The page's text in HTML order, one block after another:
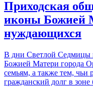
Приходская
иконы Божией
нуждающихся
В дни Светлой Седмицы
Божией Матери города
семьям, а также тем,
гражданский долг в